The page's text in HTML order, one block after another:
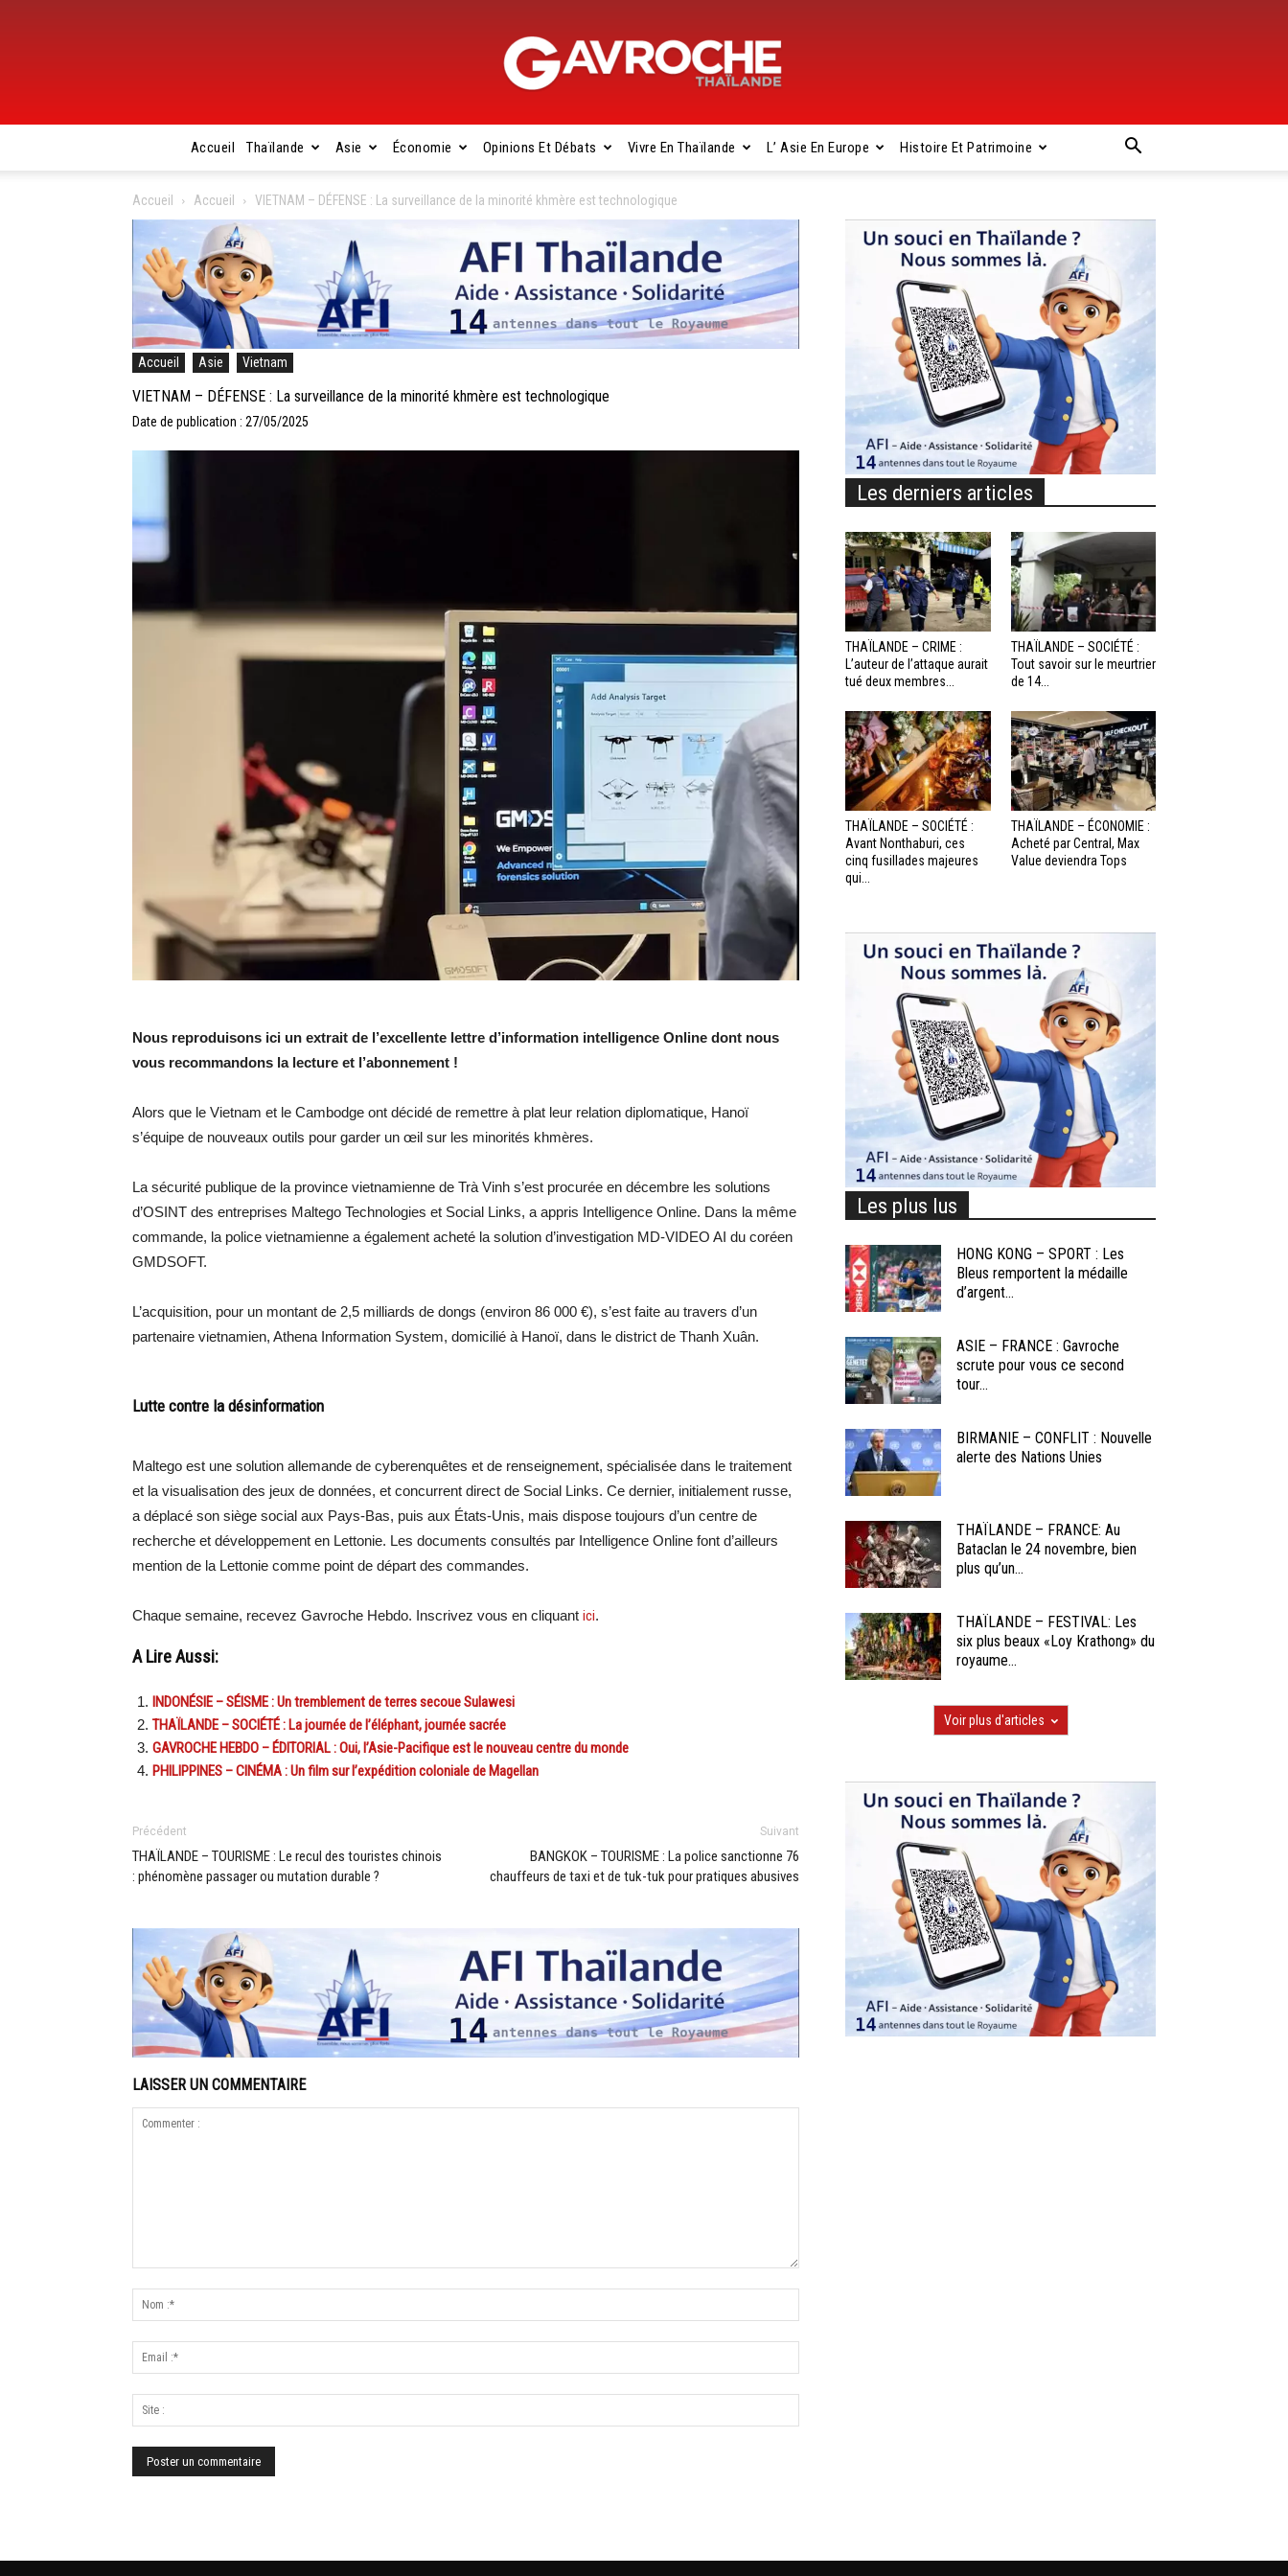
Gavroche
Thaïlande
Accueil Thaïlande Asie Économie Opinions Et Débats Vivre En Thaïlande L’ Asie En Europe Histoire Et Patrimoine
Accueil Accueil VIETNAM – DÉFENSE : La surveillance de la minorité khmère est technologique
Accueil Asie Vietnam
VIETNAM – DÉFENSE : La surveillance de la minorité khmère est technologique
Date de publication : 27/05/2025
Nous reproduisons ici un extrait de l’excellente lettre d’information intelligence Online dont nous
vous recommandons la lecture et l’abonnement !
Alors que le Vietnam et le Cambodge ont décidé de remettre à plat leur relation diplomatique, Hanoï
s’équipe de nouveaux outils pour garder un œil sur les minorités khmères.
La sécurité publique de la province vietnamienne de Trà Vinh s’est procurée en décembre les solutions
d’OSINT des entreprises Maltego Technologies et Social Links, a appris Intelligence Online. Dans la même
commande, la police vietnamienne a également acheté la solution d’investigation MD-VIDEO AI du coréen
GMDSOFT.
L’acquisition, pour un montant de 2,5 milliards de dongs (environ 86 000 €), s’est faite au travers d’un
partenaire vietnamien, Athena Information System, domicilié à Hanoï, dans le district de Thanh Xuân.
Lutte contre la désinformation
Maltego est une solution allemande de cyberenquêtes et de renseignement, spécialisée dans le traitement
et la visualisation des jeux de données, et concurrent direct de Social Links. Ce dernier, initialement russe,
a déplacé son siège social aux Pays-Bas, puis aux États-Unis, mais dispose toujours d’un centre de
recherche et développement en Lettonie. Les documents consultés par Intelligence Online font d’ailleurs
mention de la Lettonie comme point de départ des commandes.
Chaque semaine, recevez Gavroche Hebdo. Inscrivez vous en cliquant ici.
A Lire Aussi:
INDONÉSIE – SÉISME : Un tremblement de terres secoue Sulawesi
THAÏLANDE – SOCIÉTÉ : La journée de l’éléphant, journée sacrée
GAVROCHE HEBDO – ÉDITORIAL : Oui, l’Asie-Pacifique est le nouveau centre du monde
PHILIPPINES – CINÉMA : Un film sur l’expédition coloniale de Magellan
Précédent
THAÏLANDE – TOURISME : Le recul des touristes chinois
: phénomène passager ou mutation durable ?
Suivant
BANGKOK – TOURISME : La police sanctionne 76
chauffeurs de taxi et de tuk-tuk pour pratiques abusives
LAISSER UN COMMENTAIRE
Les derniers articles
THAÏLANDE – CRIME :
L’auteur de l’attaque aurait
tué deux membres...
THAÏLANDE – SOCIÉTÉ :
Tout savoir sur le meurtrier
de 14...
THAÏLANDE – SOCIÉTÉ :
Avant Nonthaburi, ces
cinq fusillades majeures
qui...
THAÏLANDE – ÉCONOMIE :
Acheté par Central, Max
Value deviendra Tops
Les plus lus
HONG KONG – SPORT : Les
Bleus remportent la médaille
d’argent...
ASIE – FRANCE : Gavroche
scrute pour vous ce second
tour...
BIRMANIE – CONFLIT : Nouvelle
alerte des Nations Unies
THAÏLANDE – FRANCE: Au
Bataclan le 24 novembre, bien
plus qu’un...
THAÏLANDE – FESTIVAL: Les
six plus beaux «Loy Krathong» du
royaume...
Voir plus d'articles